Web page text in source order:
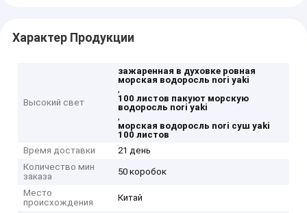
Характер Продукции
Высокий свет
зажаренная в духовке ровная
морская водоросль nori yaki
,
100 листов пакуют морскую
водоросль nori yaki
,
морская водоросль nori суш yaki
100 листов
Время доставки
21 день
Количество мин
заказа
50 коробок
Место
происхождения
Китай